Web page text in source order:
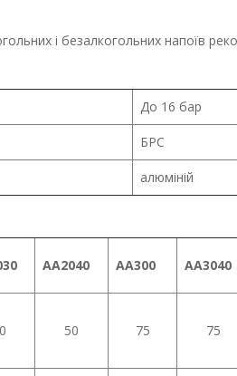
і безалкогольних напоїв
До 16 бар
БРС
алюміній
AA2040 AA300 AA3040
50 75 75